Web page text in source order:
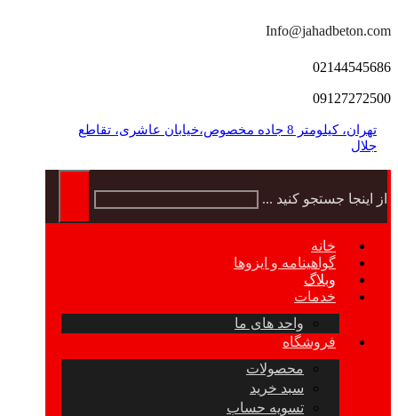
Info@jahadbeton.com
02144545686
09127272500
تهران، کیلومتر 8 جاده مخصوص،خیابان عاشری، تقاطع
جلال
از اینجا جستجو کنید ...
خانه
گواهینامه و ایزوها
وبلاگ
خدمات
واحد های ما
فروشگاه
محصولات
سبد خرید
تسویه حساب